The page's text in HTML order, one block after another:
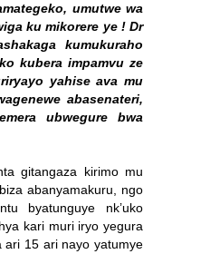
umutwe wa
ku mikorere ye ! Dr
kumukuraho
kubera impamvu ze
yahise ava mu
abasenateri,
ubwegure bwa
gitangaza kirimo mu
abanyamakuru, ngo
byatunguye nk’uko
kari muri iryo yegura
ari 15 ari nayo yatumye